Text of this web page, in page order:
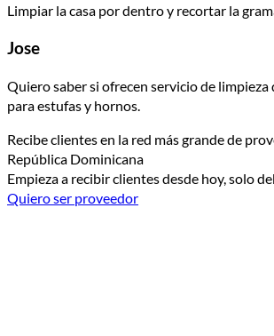
Limpiar la casa por dentro y recortar la
Jose
Quiero saber si ofrecen servicio de limpieza
para estufas y hornos.
Recibe clientes en la red más grande de
República Dominicana
Empieza a recibir clientes desde hoy, solo
Quiero ser proveedor